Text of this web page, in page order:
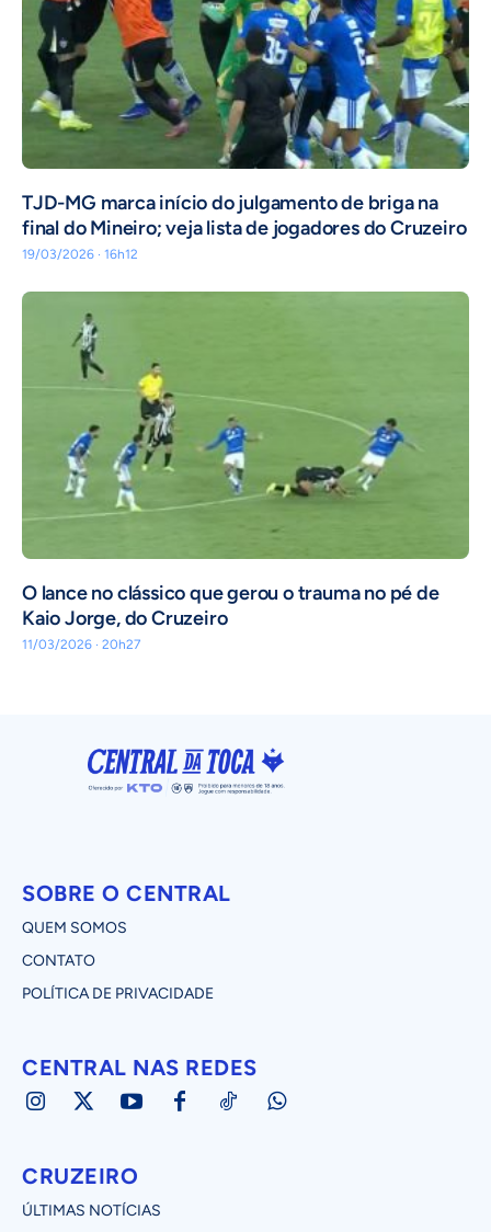
TJD-MG marca início do julgamento de briga na
final do Mineiro; veja lista de jogadores do Cruzeiro
19/03/2026 · 16h12
O lance no clássico que gerou o trauma no pé de
Kaio Jorge, do Cruzeiro
11/03/2026 · 20h27
SOBRE O CENTRAL
QUEM SOMOS
CONTATO
POLÍTICA DE PRIVACIDADE
CENTRAL NAS REDES
CRUZEIRO
ÚLTIMAS NOTÍCIAS